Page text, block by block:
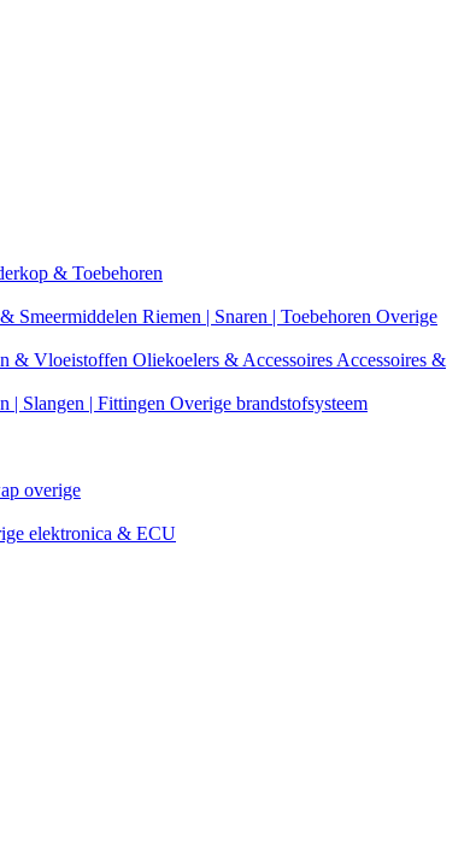
& Toebehoren
Smeermiddelen Riemen | Snaren | Toebehoren Overige
& Vloeistoffen Oliekoelers & Accessoires Accessoires &
| Slangen | Fittingen Overige brandstofsysteem
overige
elektronica & ECU